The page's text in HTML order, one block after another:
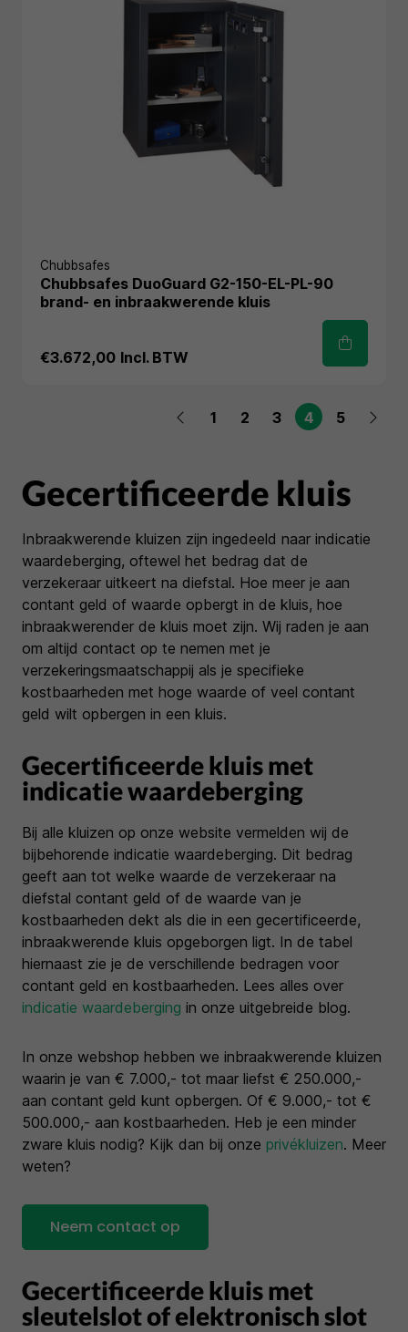
Chubbsafes
Chubbsafes DuoGuard G2-150-EL-PL-90
brand- en inbraakwerende kluis
€3.672,00 Incl. BTW
1 2 3 4 5
Gecertificeerde kluis
Inbraakwerende kluizen zijn ingedeeld naar indicatie
waardeberging, oftewel het bedrag dat de
verzekeraar uitkeert na diefstal. Hoe meer je aan
contant geld of waarde opbergt in de kluis, hoe
inbraakwerender de kluis moet zijn. Wij raden je aan
om altijd contact op te nemen met je
verzekeringsmaatschappij als je specifieke
kostbaarheden met hoge waarde of veel contant
geld wilt opbergen in een kluis.
Gecertificeerde kluis met
indicatie waardeberging
Bij alle kluizen op onze website vermelden wij de
bijbehorende indicatie waardeberging. Dit bedrag
geeft aan tot welke waarde de verzekeraar na
diefstal contant geld of de waarde van je
kostbaarheden dekt als die in een gecertificeerde,
inbraakwerende kluis opgeborgen ligt. In de tabel
hiernaast zie je de verschillende bedragen voor
contant geld en kostbaarheden. Lees alles over
indicatie waardeberging in onze uitgebreide blog.
In onze webshop hebben we inbraakwerende kluizen
waarin je van € 7.000,- tot maar liefst € 250.000,-
aan contant geld kunt opbergen. Of € 9.000,- tot €
500.000,- aan kostbaarheden. Heb je een minder
zware kluis nodig? Kijk dan bij onze privékluizen. Meer
weten?
Neem contact op
Gecertificeerde kluis met
sleutelslot of elektronisch slot